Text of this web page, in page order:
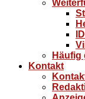
Häufig
Kontakt